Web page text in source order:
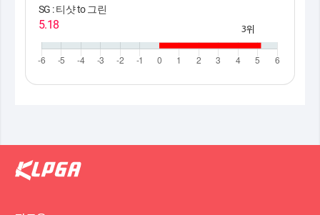
SG : 티샷 to 그린
5.18 3위